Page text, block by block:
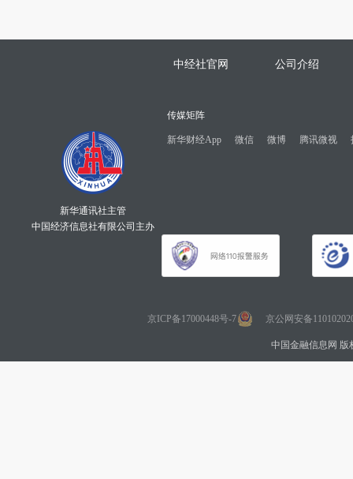
中经社官网 公司介绍
新华通讯社主管
中国经济信息社有限公司主办
传媒矩阵
新华财经App 微信 微博 腾讯微视
京ICP备17000448号-7 京公网安备
中国金融信息网 版